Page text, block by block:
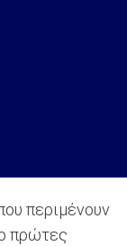
περιμένουν
πρώτες